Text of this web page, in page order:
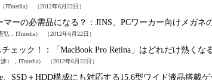
（ITmedia） （2012年6月22日）
マーの必需品になる？： JINS、PCワーカー向けメガネ
弘，ITmedia） （2012年6月22日）
ェック！：
「MacBook Pro Retina」はどれだけ熱く
），ITmedia） （2012年6月22日）
、SSD＋HDD構成にも対応する15.6型ワイド液晶搭載